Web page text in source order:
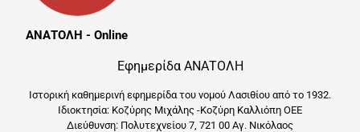
ΑΝΑΤΟΛΗ - Online
Εφημερίδα ΑΝΑΤΟΛΗ
Ιστορική καθημερινή εφημερίδα του νομού Λασιθίου από το 1932.
Ιδιοκτησία: Κοζύρης Μιχάλης -Κοζύρη Καλλιόπη ΟΕΕ
Διεύθυνση: Πολυτεχνείου 7, 721 00 Αγ. Νικόλαος